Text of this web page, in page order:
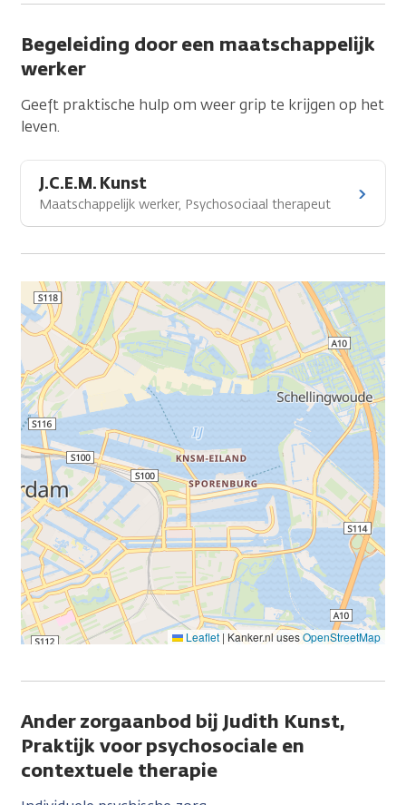
Begeleiding door een maatschappelijk
werker
Geeft praktische hulp om weer grip te krijgen op het
leven.
J.C.E.M. Kunst
Maatschappelijk werker, Psychosociaal therapeut
Leaflet | Kanker.nl usesOpenStreetMap
Ander zorgaanbod bij Judith Kunst,
Praktijk voor psychosociale en
contextuele therapie